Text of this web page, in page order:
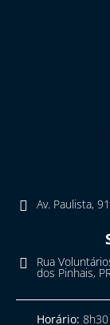
Av. Paulista,
Rua
dos Pinhais,
Horário: